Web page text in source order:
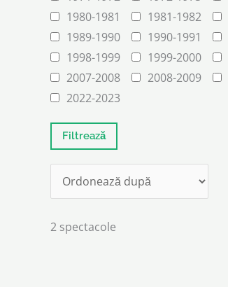
1980-1981
1981-1982
1989-1990
1990-1991
1998-1999
1999-2000
2007-2008
2008-2009
2022-2023
2 spectacole